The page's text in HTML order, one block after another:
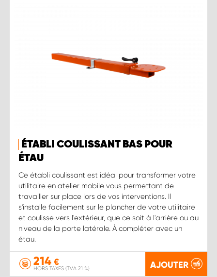
ÉTABLI COULISSANT BAS POUR
ÉTAU
Ce établi coulissant est idéal pour transformer votre
utilitaire en atelier mobile vous permettant de
travailler sur place lors de vos interventions. Il
s'installe facilement sur le plancher de votre utilitaire
et coulisse vers l'extérieur, que ce soit à l'arrière ou au
niveau de la porte latérale. À compléter avec un
étau.
214 €
HORS TAXES (TVA 21 %) AJOUTER